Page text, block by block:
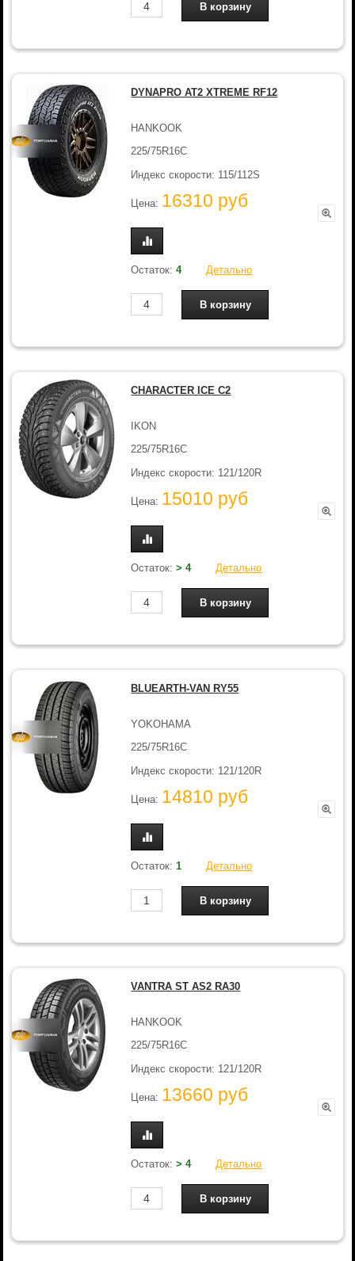
DYNAPRO AT2 XTREME RF12
HANKOOK
225/75R16C
Индекс скорости: 115/112S
Цена: 16310 руб
Остаток:4 Детально
CHARACTER ICE C2
IKON
225/75R16C
Индекс скорости: 121/120R
Цена: 15010 руб
Остаток:> 4 Детально
BLUEARTH-VAN RY55
YOKOHAMA
225/75R16C
Индекс скорости: 121/120R
Цена: 14810 руб
Остаток: 1 Детально
VANTRA ST AS2 RA30
HANKOOK
225/75R16C
Индекс скорости: 121/120R
Цена: 13660 руб
Остаток:> 4 Детально